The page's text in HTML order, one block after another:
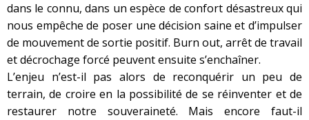
dans le connu, dans un espèce de confort désastreux qui
nous empêche de poser une décision saine et d’impulser
de mouvement de sortie positif. Burn out, arrêt de travail
et décrochage forcé peuvent ensuite s’enchaîner.
L’enjeu n’est-il pas alors de reconquérir un peu de
terrain, de croire en la possibilité de se réinventer et de
restaurer notre souveraineté. Mais encore faut-il